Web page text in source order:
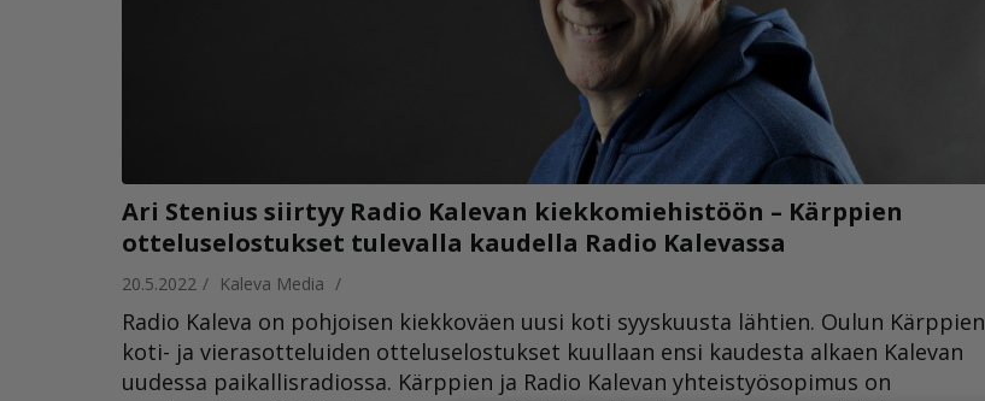
Ari Stenius siirtyy Radio Kalevan kiekkomiehistöön – Kärppien
otteluselostukset tulevalla kaudella Radio Kalevassa
20.5.2022 / Kaleva Media /
Radio Kaleva on pohjoisen kiekkoväen uusi koti syyskuusta lähtien. Oulun Kärppien
koti- ja vierasotteluiden otteluselostukset kuullaan ensi kaudesta alkaen Kalevan
uudessa paikallisradiossa. Kärppien ja Radio Kalevan yhteistyösopimus on